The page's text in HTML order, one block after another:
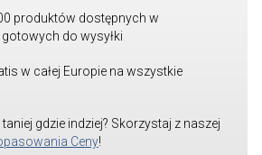
produktów dostępnych w
do wysyłki
w całej Europie na wszystkie
taniej gdzie indziej? Skorzystaj z naszej
Ceny!